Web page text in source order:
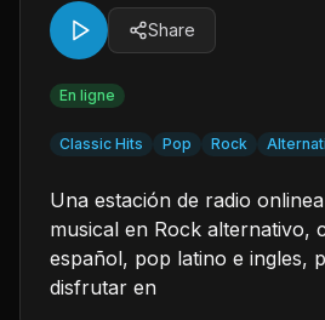
Share
En ligne
Classic Hits Pop Rock
Una estación de radio
musical en Rock alternativo,
español, pop latino e ingles,
disfrutar en